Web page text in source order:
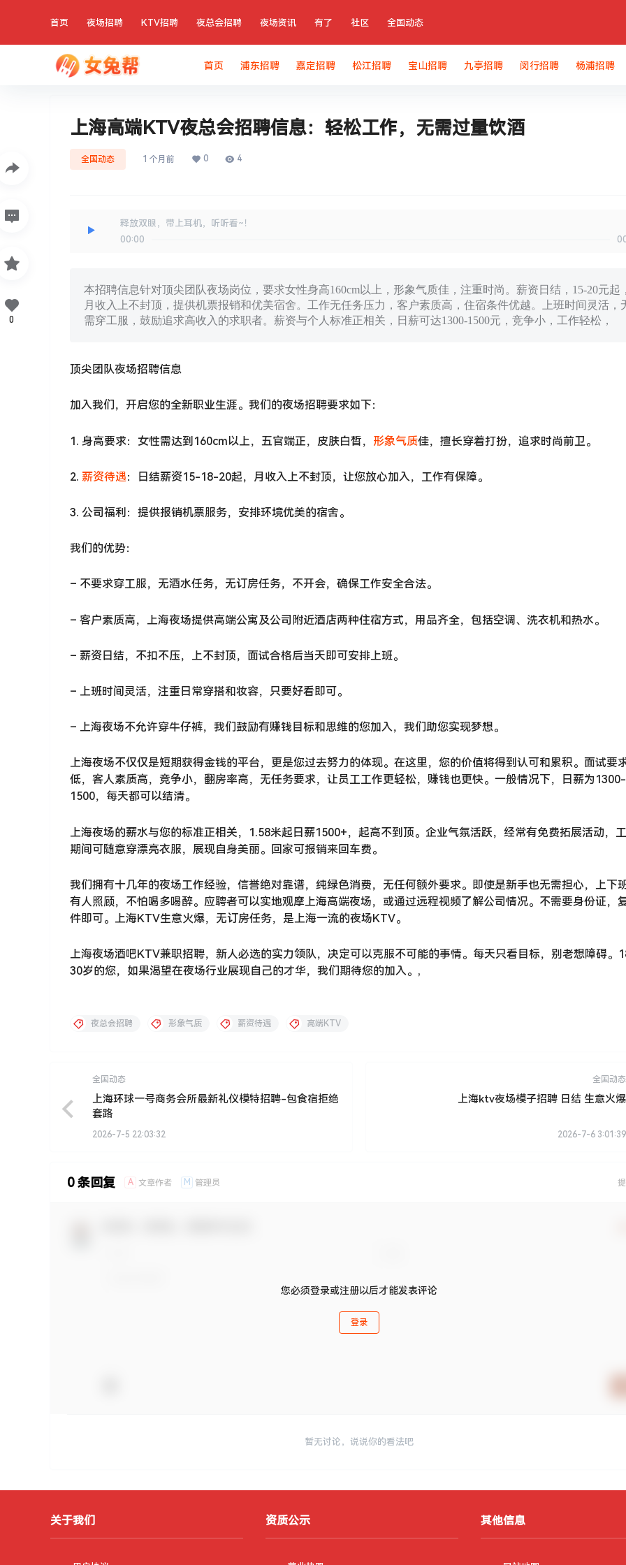
首页 夜场招聘 KTV招聘 夜总会招聘 夜场资讯 有了 社区 全国动态
首页 浦东招聘 嘉定招聘 松江招聘 宝山招聘 九亭招聘 闵行招聘 杨浦招聘
上海高端KTV夜总会招聘信息：轻松工作，无需过量饮酒
全国动态 1 个月前 0 4
释放双眼，带上耳机，听听看~！
00:00
本招聘信息针对顶尖团队夜场岗位，要求女性身高160cm以上，形象气质佳，注重时尚。薪资日结，15-20元起，
月收入上不封顶，提供机票报销和优美宿舍。工作无任务压力，客户素质高，住宿条件优越。上班时间灵活，
需穿工服，鼓励追求高收入的求职者。薪资与个人标准正相关，日薪可达1300-1500元，竞争小，工作轻松，
顶尖团队夜场招聘信息
加入我们，开启您的全新职业生涯。我们的夜场招聘要求如下：
1. 身高要求：女性需达到160cm以上，五官端正，皮肤白皙， 形象气质佳，擅长穿着打扮，追求时尚前卫。
2. 薪资待遇：日结薪资15-18-20起，月收入上不封顶，让您放心加入，工作有保障。
3. 公司福利：提供报销机票服务，安排环境优美的宿舍。
我们的优势：
– 不要求穿工服，无酒水任务，无订房任务，不开会，确保工作安全合法。
– 客户素质高，上海夜场提供高端公寓及公司附近酒店两种住宿方式，用品齐全，包括空调、洗衣机和热水。
– 薪资日结，不扣不压，上不封顶，面试合格后当天即可安排上班。
– 上班时间灵活，注重日常穿搭和妆容，只要好看即可。
– 上海夜场不允许穿牛仔裤，我们鼓励有赚钱目标和思维的您加入，我们助您实现梦想。
上海夜场不仅仅是短期获得金钱的平台，更是您过去努力的体现。在这里，您的价值将得到认可和累积。面试要
低，客人素质高，竞争小，翻房率高，无任务要求，让员工工作更轻松，赚钱也更快。一般情况下，日薪为1300-
1500，每天都可以结清。
上海夜场的薪水与您的标准正相关，1.58米起日薪1500+，起高不到顶。企业气氛活跃，经常有免费拓展活动，
期间可随意穿漂亮衣服，展现自身美丽。回家可报销来回车费。
我们拥有十几年的夜场工作经验，信誉绝对靠谱，纯绿色消费，无任何额外要求。即使是新手也无需担心，上下
有人照顾，不怕喝多喝醉。应聘者可以实地观摩上海高端夜场，或通过远程视频了解公司情况。不需要身份证，
件即可。上海KTV生意火爆，无订房任务，是上海一流的夜场KTV。
上海夜场酒吧KTV兼职招聘，新人必选的实力领队，决定可以克服不可能的事情。每天只看目标，别老想障碍。
30岁的您，如果渴望在夜场行业展现自己的才华，我们期待您的加入。,
0
夜总会招聘 形象气质 薪资待遇 高端KTV
全国动态
上海环球一号商务会所最新礼仪模特招聘-包食宿拒绝
套路
2026-7-5 22:03:32
全国动态
上海ktv夜场模子招聘 日结 生意火爆
2026-7-6 3:01:39
0 条回复 A 文章作者 M 管理员
您必须登录或注册以后才能发表评论
登录
暂无讨论，说说你的看法吧
关于我们 资质公示 其他信息